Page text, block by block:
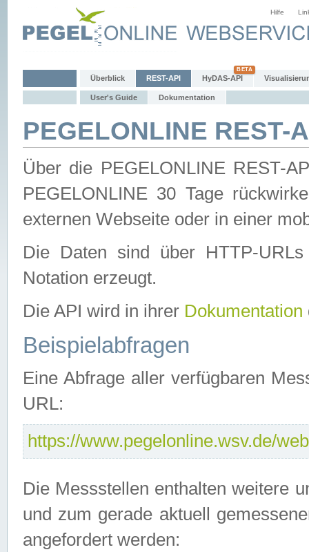
Hilfe
Überblick REST-API HyDAS-API
User's Guide Dokumentation
PEGELONLINE REST-
Über die PEGELONLINE REST-
PEGELONLINE 30 Tage
externen Webseite oder in einer
Die Daten sind über HTTP-
Notation erzeugt.
Die API wird in ihrer Dokumentation
Beispielabfragen
Eine Abfrage aller verfügbaren
URL:
https://www.pegelonline.wsv.de/
Die Messstellen enthalten weitere
und zum gerade aktuell
angefordert werden: